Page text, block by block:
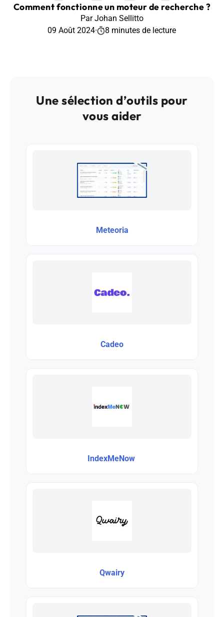
Comment fonctionne un moteur de recherche ?
Par Johan Sellitto
09 Août 2024· 8 minutes de lecture
Une sélection d’outils pour
vous aider
Meteoria
Cadeo
IndexMeNow
Qwairy